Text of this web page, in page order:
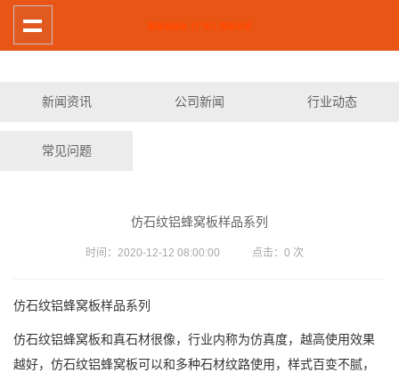
新闻资讯 公司新闻 行业动态
常见问题
仿石纹铝蜂窝板样品系列
时间：2020-12-12 08:00:00 点击： 0 次
仿石纹铝蜂窝板样品系列
仿石纹铝蜂窝板和真石材很像，行业内称为仿真度，越高使用效果
越好，仿石纹铝蜂窝板可以和多种石材纹路使用，样式百变不腻，